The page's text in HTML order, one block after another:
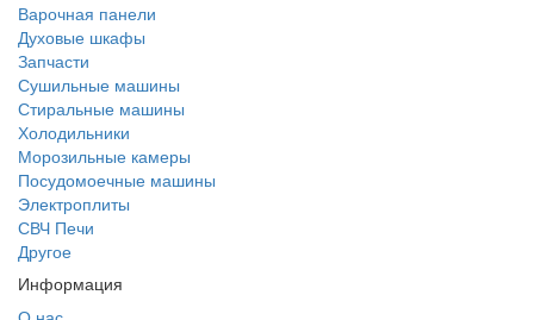
Варочная панели
Духовые шкафы
Запчасти
Сушильные машины
Стиральные машины
Холодильники
Морозильные камеры
Посудомоечные машины
Электроплиты
СВЧ Печи
Другое
Информация